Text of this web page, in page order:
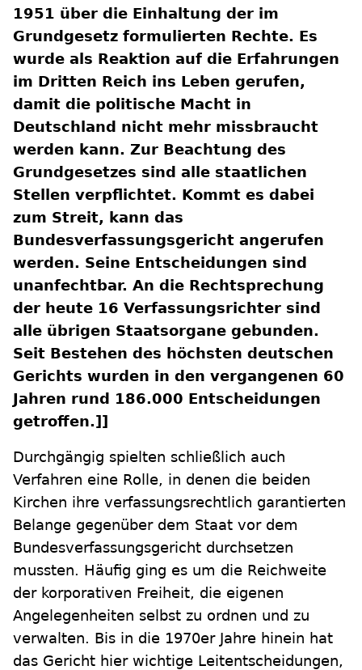
1951 über die Einhaltung der im
Grundgesetz formulierten Rechte. Es
wurde als Reaktion auf die Erfahrungen
im Dritten Reich ins Leben gerufen,
damit die politische Macht in
Deutschland nicht mehr missbraucht
werden kann. Zur Beachtung des
Grundgesetzes sind alle staatlichen
Stellen verpflichtet. Kommt es dabei
zum Streit, kann das
Bundesverfassungsgericht angerufen
werden. Seine Entscheidungen sind
unanfechtbar. An die Rechtsprechung
der heute 16 Verfassungsrichter sind
alle übrigen Staatsorgane gebunden.
Seit Bestehen des höchsten deutschen
Gerichts wurden in den vergangenen 60
Jahren rund 186.000 Entscheidungen
getroffen.]]
Durchgängig spielten schließlich auch
Verfahren eine Rolle, in denen die beiden
Kirchen ihre verfassungsrechtlich garantierten
Belange gegenüber dem Staat vor dem
Bundesverfassungsgericht durchsetzen
mussten. Häufig ging es um die Reichweite
der korporativen Freiheit, die eigenen
Angelegenheiten selbst zu ordnen und zu
verwalten. Bis in die 1970er Jahre hinein hat
das Gericht hier wichtige Leitentscheidungen,